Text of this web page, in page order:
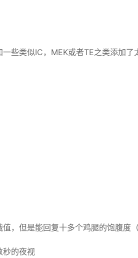
些类似IC，MEK或者TE之类添加
，但是能回复十多个鸡腿的饱腹度（
秒的夜视